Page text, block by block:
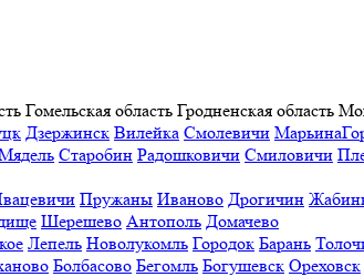
Гомельская область Гродненская область
Дзержинск Вилейка Смолевичи
Старобин Радошковичи Смиловичи
Пружаны Иваново Дрогичин
Шерешево Антополь Домачево
Лепель Новолукомль Городок Барань
Болбасово Бегомль Богушевск Ореховск